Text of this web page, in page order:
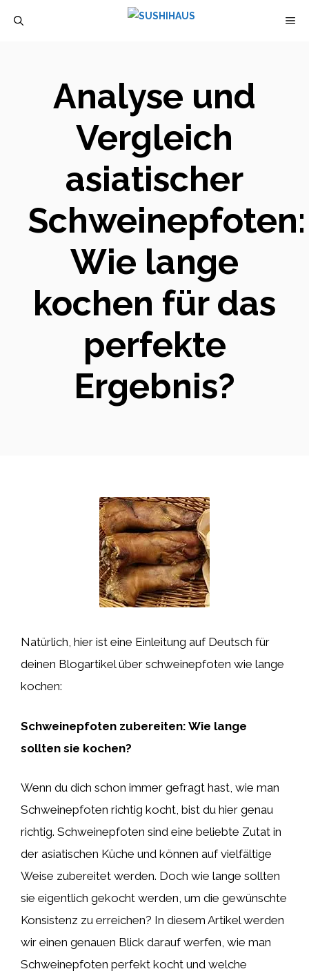
Analyse und
Vergleich
asiatischer
Schweinepfoten:
Wie lange
kochen für das
perfekte
Ergebnis?
Natürlich, hier ist eine Einleitung auf Deutsch für
deinen Blogartikel über schweinepfoten wie lange
kochen:
Schweinepfoten zubereiten: Wie lange
sollten sie kochen?
Wenn du dich schon immer gefragt hast, wie man
Schweinepfoten richtig kocht, bist du hier genau
richtig. Schweinepfoten sind eine beliebte Zutat in
der asiatischen Küche und können auf vielfältige
Weise zubereitet werden. Doch wie lange sollten
sie eigentlich gekocht werden, um die gewünschte
Konsistenz zu erreichen? In diesem Artikel werden
wir einen genauen Blick darauf werfen, wie man
Schweinepfoten perfekt kocht und welche